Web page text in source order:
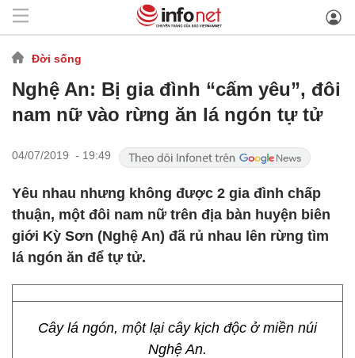
Đời sống
Nghệ An: Bị gia đình “cấm yêu”, đôi
nam nữ vào rừng ăn lá ngón tự tử
04/07/2019 - 19:49
Yêu nhau nhưng không được 2 gia đình chấp
thuận, một đôi nam nữ trên địa bàn huyện biên
giới Kỳ Sơn (Nghệ An) đã rủ nhau lên rừng tìm
lá ngón ăn để tự tử.
Cây lá ngón, một lại cây kịch độc ở miền núi
Nghệ An.